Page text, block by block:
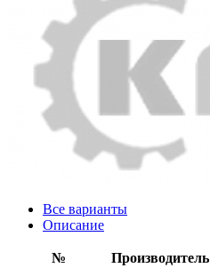
Все варианты
Описание
№ Производитель